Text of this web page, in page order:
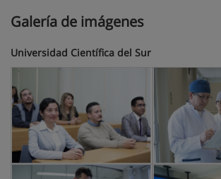
Galería de imágenes
Universidad Científica del Sur